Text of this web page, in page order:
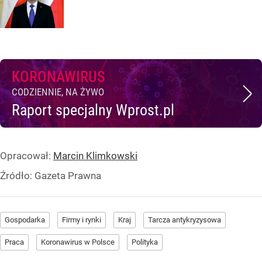
KORONAWIRUS
CODZIENNIE, NA ŻYWO
Raport specjalny Wprost.pl
Opracował: Marcin Klimkowski
Źródło: Gazeta Prawna
Gospodarka Firmy i rynki Kraj Tarcza antykryzysowa
Praca Koronawirus w Polsce Polityka